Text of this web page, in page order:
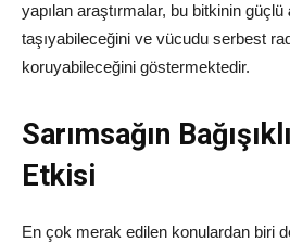
yapılan araştırmalar, bu bitkinin güçlü
taşıyabileceğini ve vücudu serbest
koruyabileceğini göstermektedir.
Sarımsağın
Etkisi
En çok merak edilen konulardan biri